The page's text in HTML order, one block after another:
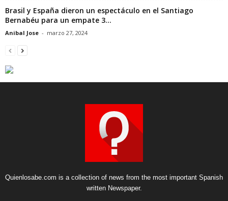
Brasil y España dieron un espectáculo en el Santiago
Bernabéu para un empate 3...
Anibal Jose - marzo 27, 2024
Quienlosabe.com is a collection of news from the most important Spanish
written Newspaper.